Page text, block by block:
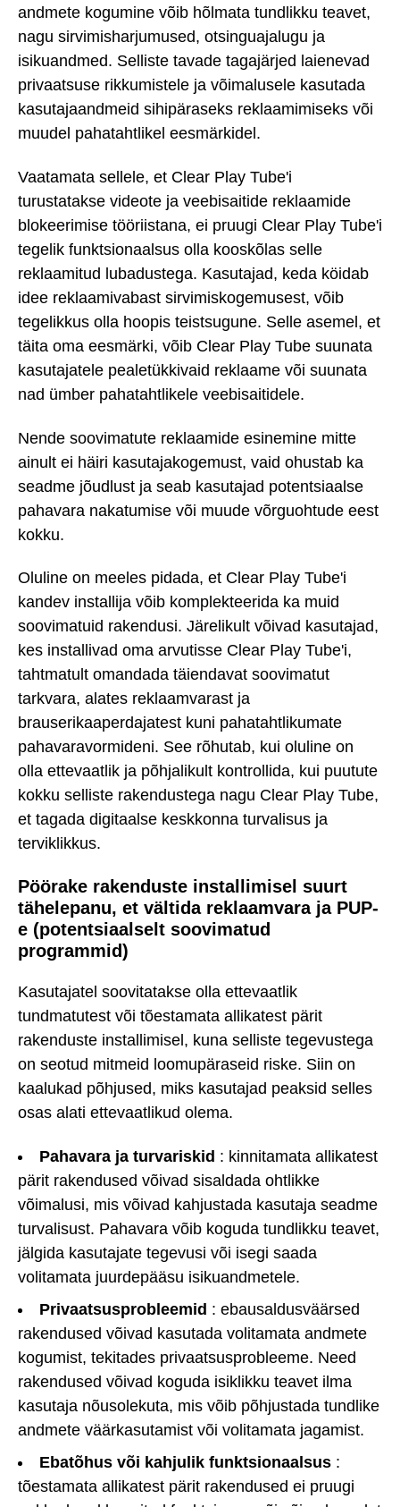
andmete kogumine võib hõlmata tundlikku teavet,
nagu sirvimisharjumused, otsinguajalugu ja
isikuandmed. Selliste tavade tagajärjed laienevad
privaatsuse rikkumistele ja võimalusele kasutada
kasutajaandmeid sihipäraseks reklaamimiseks või
muudel pahatahtlikel eesmärkidel.
Vaatamata sellele, et Clear Play Tube'i
turustatakse videote ja veebisaitide reklaamide
blokeerimise tööriistana, ei pruugi Clear Play Tube'i
tegelik funktsionaalsus olla kooskõlas selle
reklaamitud lubadustega. Kasutajad, keda köidab
idee reklaamivabast sirvimiskogemusest, võib
tegelikkus olla hoopis teistsugune. Selle asemel, et
täita oma eesmärki, võib Clear Play Tube suunata
kasutajatele pealetükkivaid reklaame või suunata
nad ümber pahatahtlikele veebisaitidele.
Nende soovimatute reklaamide esinemine mitte
ainult ei häiri kasutajakogemust, vaid ohustab ka
seadme jõudlust ja seab kasutajad potentsiaalse
pahavara nakatumise või muude võrguohtude eest
kokku.
Oluline on meeles pidada, et Clear Play Tube'i
kandev installija võib komplekteerida ka muid
soovimatuid rakendusi. Järelikult võivad kasutajad,
kes installivad oma arvutisse Clear Play Tube'i,
tahtmatult omandada täiendavat soovimatut
tarkvara, alates reklaamvarast ja
brauserikaaperdajatest kuni pahatahtlikumate
pahavaravormideni. See rõhutab, kui oluline on
olla ettevaatlik ja põhjalikult kontrollida, kui puutute
kokku selliste rakendustega nagu Clear Play Tube,
et tagada digitaalse keskkonna turvalisus ja
terviklikkus.
Pöörake rakenduste installimisel suurt
tähelepanu, et vältida reklaamvara ja PUP-
e (potentsiaalselt soovimatud
programmid)
Kasutajatel soovitatakse olla ettevaatlik
tundmatutest või tõestamata allikatest pärit
rakenduste installimisel, kuna selliste tegevustega
on seotud mitmeid loomupäraseid riske. Siin on
kaalukad põhjused, miks kasutajad peaksid selles
osas alati ettevaatlikud olema.
Pahavara ja turvariskid : kinnitamata allikatest
pärit rakendused võivad sisaldada ohtlikke
võimalusi, mis võivad kahjustada kasutaja seadme
turvalisust. Pahavara võib koguda tundlikku teavet,
jälgida kasutajate tegevusi või isegi saada
volitamata juurdepääsu isikuandmetele.
Privaatsusprobleemid : ebausaldusväärsed
rakendused võivad kasutada volitamata andmete
kogumist, tekitades privaatsusprobleeme. Need
rakendused võivad koguda isiklikku teavet ilma
kasutaja nõusolekuta, mis võib põhjustada tundlike
andmete väärkasutamist või volitamata jagamist.
Ebatõhus või kahjulik funktsionaalsus :
tõestamata allikatest pärit rakendused ei pruugi